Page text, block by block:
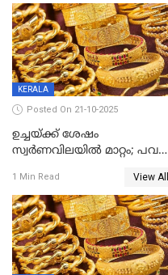
KERALA
Posted On 21-10-2025
ഉച്ചയ്ക്ക് ശേഷം
സ്വർണവിലയിൽ മാറ്റം; പവന്
1 Min Read View All